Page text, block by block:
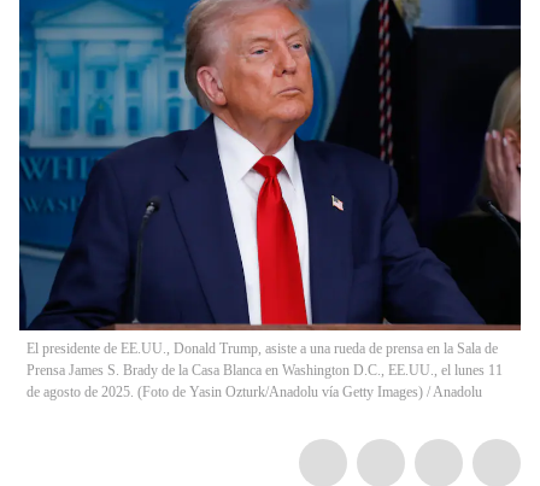
El presidente de EE.UU., Donald Trump, asiste a una rueda de prensa en la Sala de
Prensa James S. Brady de la Casa Blanca en Washington D.C., EE.UU., el lunes 11
de agosto de 2025. (Foto de Yasin Ozturk/Anadolu vía Getty Images) /Anadolu